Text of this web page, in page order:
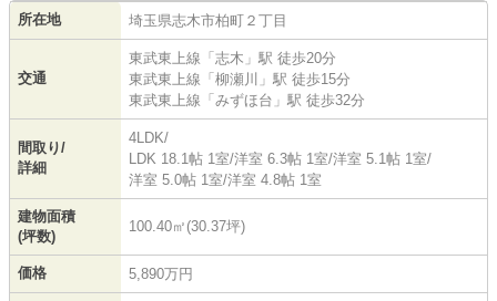
所在地 埼玉県志木市柏町 ２丁目
交通
東武東上線 「 志木 」駅 徒歩20分
東武東上線 「 柳瀬川 」駅 徒歩15分
東武東上線 「 みずほ台 」駅 徒歩32分
間取り/
詳細
4LDK/
LDK 18.1帖 1室/洋室 6.3帖 1室/洋室 5.1帖 1室/
洋室 5.0帖 1室/洋室 4.8帖 1室
建物面積
(坪数)
100.40㎡(30.37坪)
価格 5,890万円